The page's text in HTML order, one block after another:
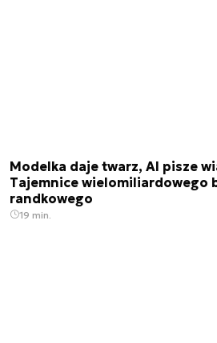
Modelka daje twarz, AI pisze
Tajemnice wielomiliardowego
randkowego
19 min.